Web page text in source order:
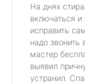
На днях
включаться и
исправить
надо звонить
мастер
выявил
устранил.